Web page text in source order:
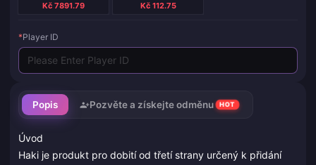
Popis Pozvěte a získejte odměnu HOT
Úvod
Haki je produkt pro dobití od třetí strany určený k přidání
Kč 7891.79 Kč 112.75
*Player ID